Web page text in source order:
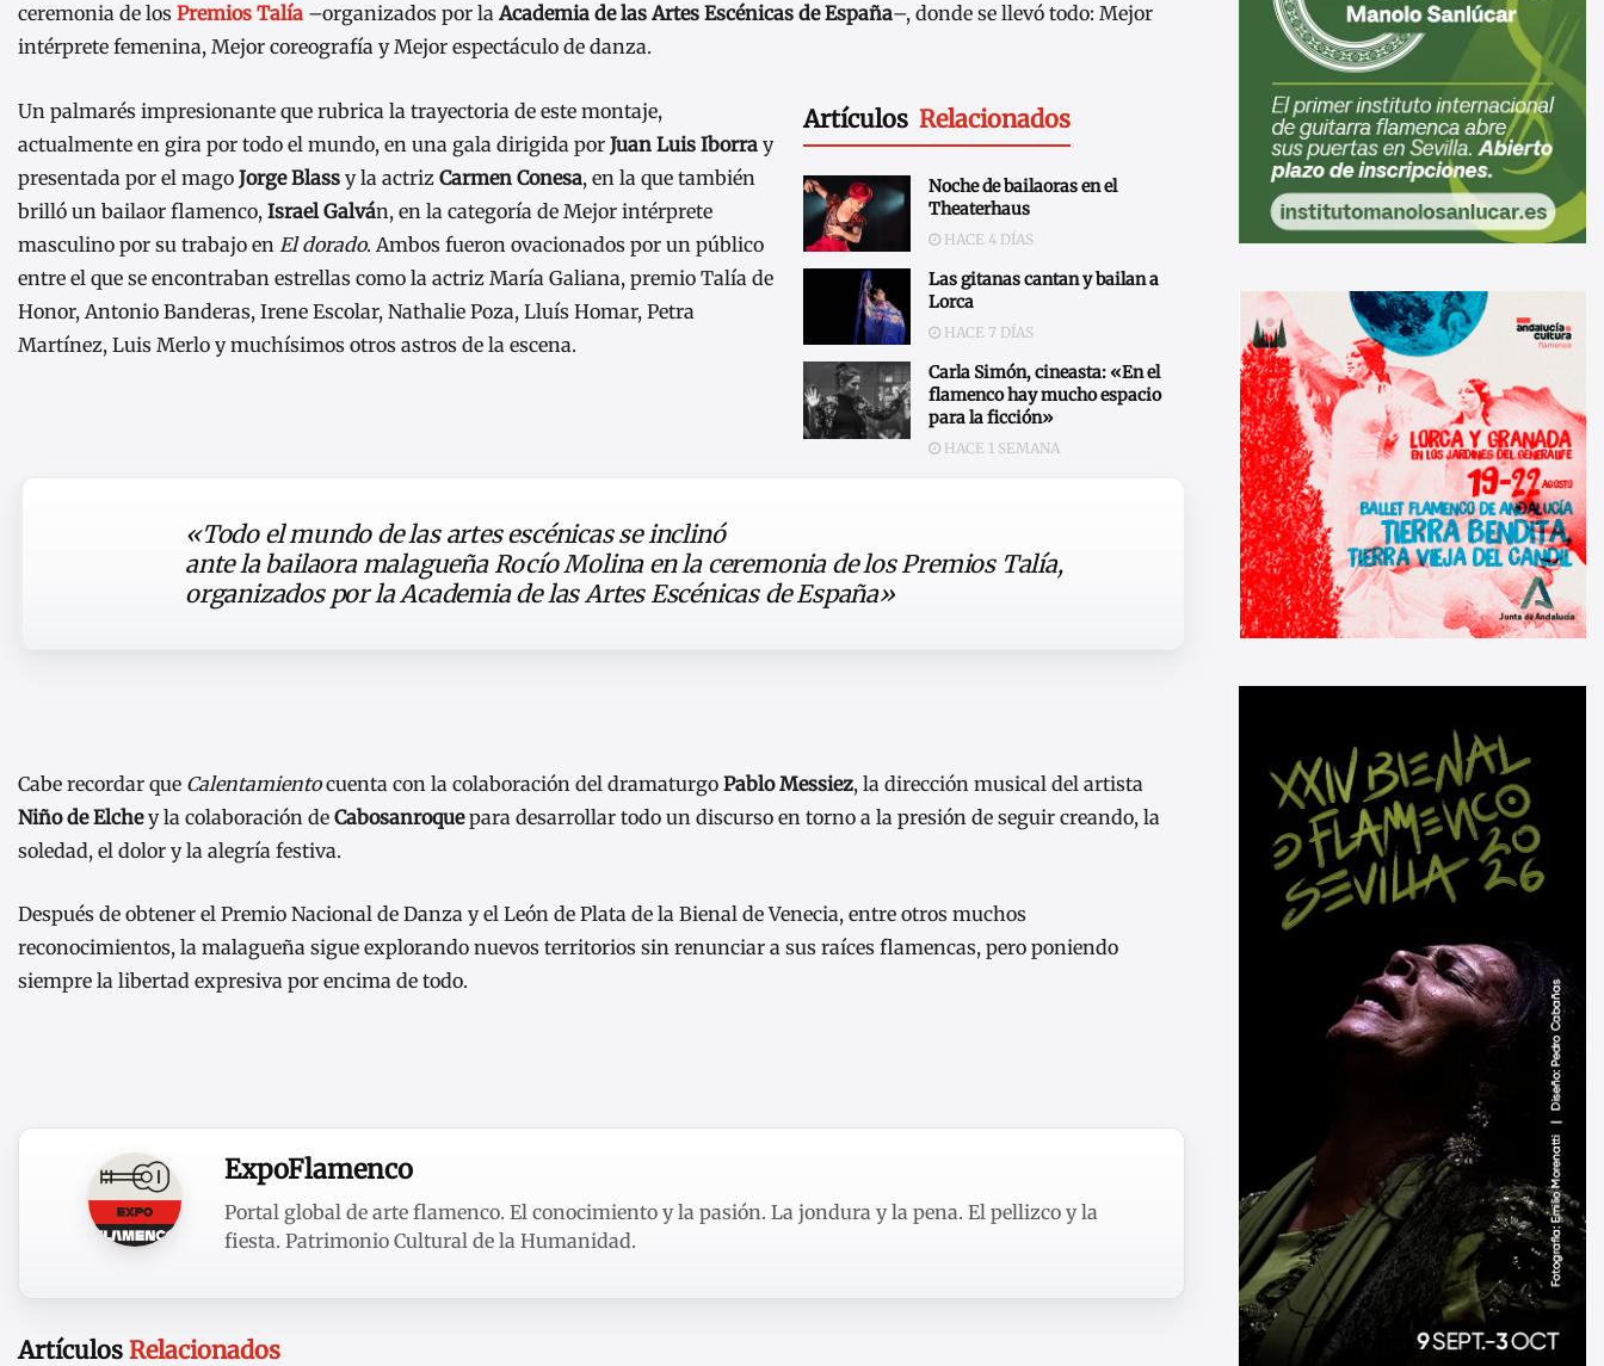
ceremonia de los Premios Talía –organizados por laAcademia de las Artes Escénicas de España–, donde se llevó todo: Mejor
intérprete femenina, Mejor coreografía y Mejor espectáculo de danza.
Artículos Relacionados
Noche de bailaoras en el
Theaterhaus
HACE 4 DÍAS
Las gitanas cantan y bailan a
Lorca
HACE 7 DÍAS
Carla Simón, cineasta: «En el
flamenco hay mucho espacio
para la ficción»
HACE 1 SEMANA
Un palmarés impresionante que rubrica la trayectoria de este montaje,
actualmente en gira por todo el mundo, en una gala dirigida por Juan Luis Iborra y
presentada por el mago Jorge Blass y la actriz Carmen Conesa, en la que también
brilló un bailaor flamenco, Israel Galván, en la categoría de Mejor intérprete
masculino por su trabajo en El dorado. Ambos fueron ovacionados por un público
entre el que se encontraban estrellas como la actriz María Galiana, premio Talía de
Honor, Antonio Banderas, Irene Escolar, Nathalie Poza, Lluís Homar, Petra
Martínez, Luis Merlo y muchísimos otros astros de la escena.
«Todo el mundo de las artes escénicas se inclinó
ante la bailaora malagueña Rocío Molina en la ceremonia de los Premios Talía,
organizados por la Academia de las Artes Escénicas de España»
Cabe recordar que Calentamientocuenta con la colaboración del dramaturgo Pablo Messiez, la dirección musical del artista
Niño de Elchey la colaboración de Cabosanroquepara desarrollar todo un discurso en torno a la presión de seguir creando, la
soledad, el dolor y la alegría festiva.
Después de obtener el Premio Nacional de Danza y el León de Plata de la Bienal de Venecia, entre otros muchos
reconocimientos, la malagueña sigue explorando nuevos territorios sin renunciar a sus raíces flamencas, pero poniendo
siempre la libertad expresiva por encima de todo.
ExpoFlamenco
Portal global de arte flamenco. El conocimiento y la pasión. La jondura y la pena. El pellizco y la
fiesta. Patrimonio Cultural de la Humanidad.
Artículos Relacionados